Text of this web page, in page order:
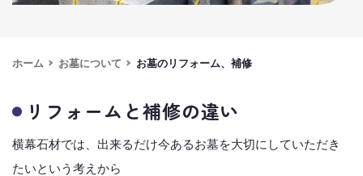
ホーム お墓について お墓のリフォーム、補修
リフォームと補修の違い
横幕石材では、出来るだけ今あるお墓を大切にしていただき
たいという考えから